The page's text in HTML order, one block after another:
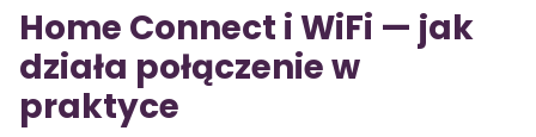
Home Connect i WiFi — jak
działa połączenie w
praktyce